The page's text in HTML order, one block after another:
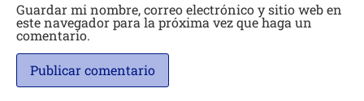
Guardar mi nombre, correo electrónico y sitio web en
este navegador para la próxima vez que haga un
comentario.